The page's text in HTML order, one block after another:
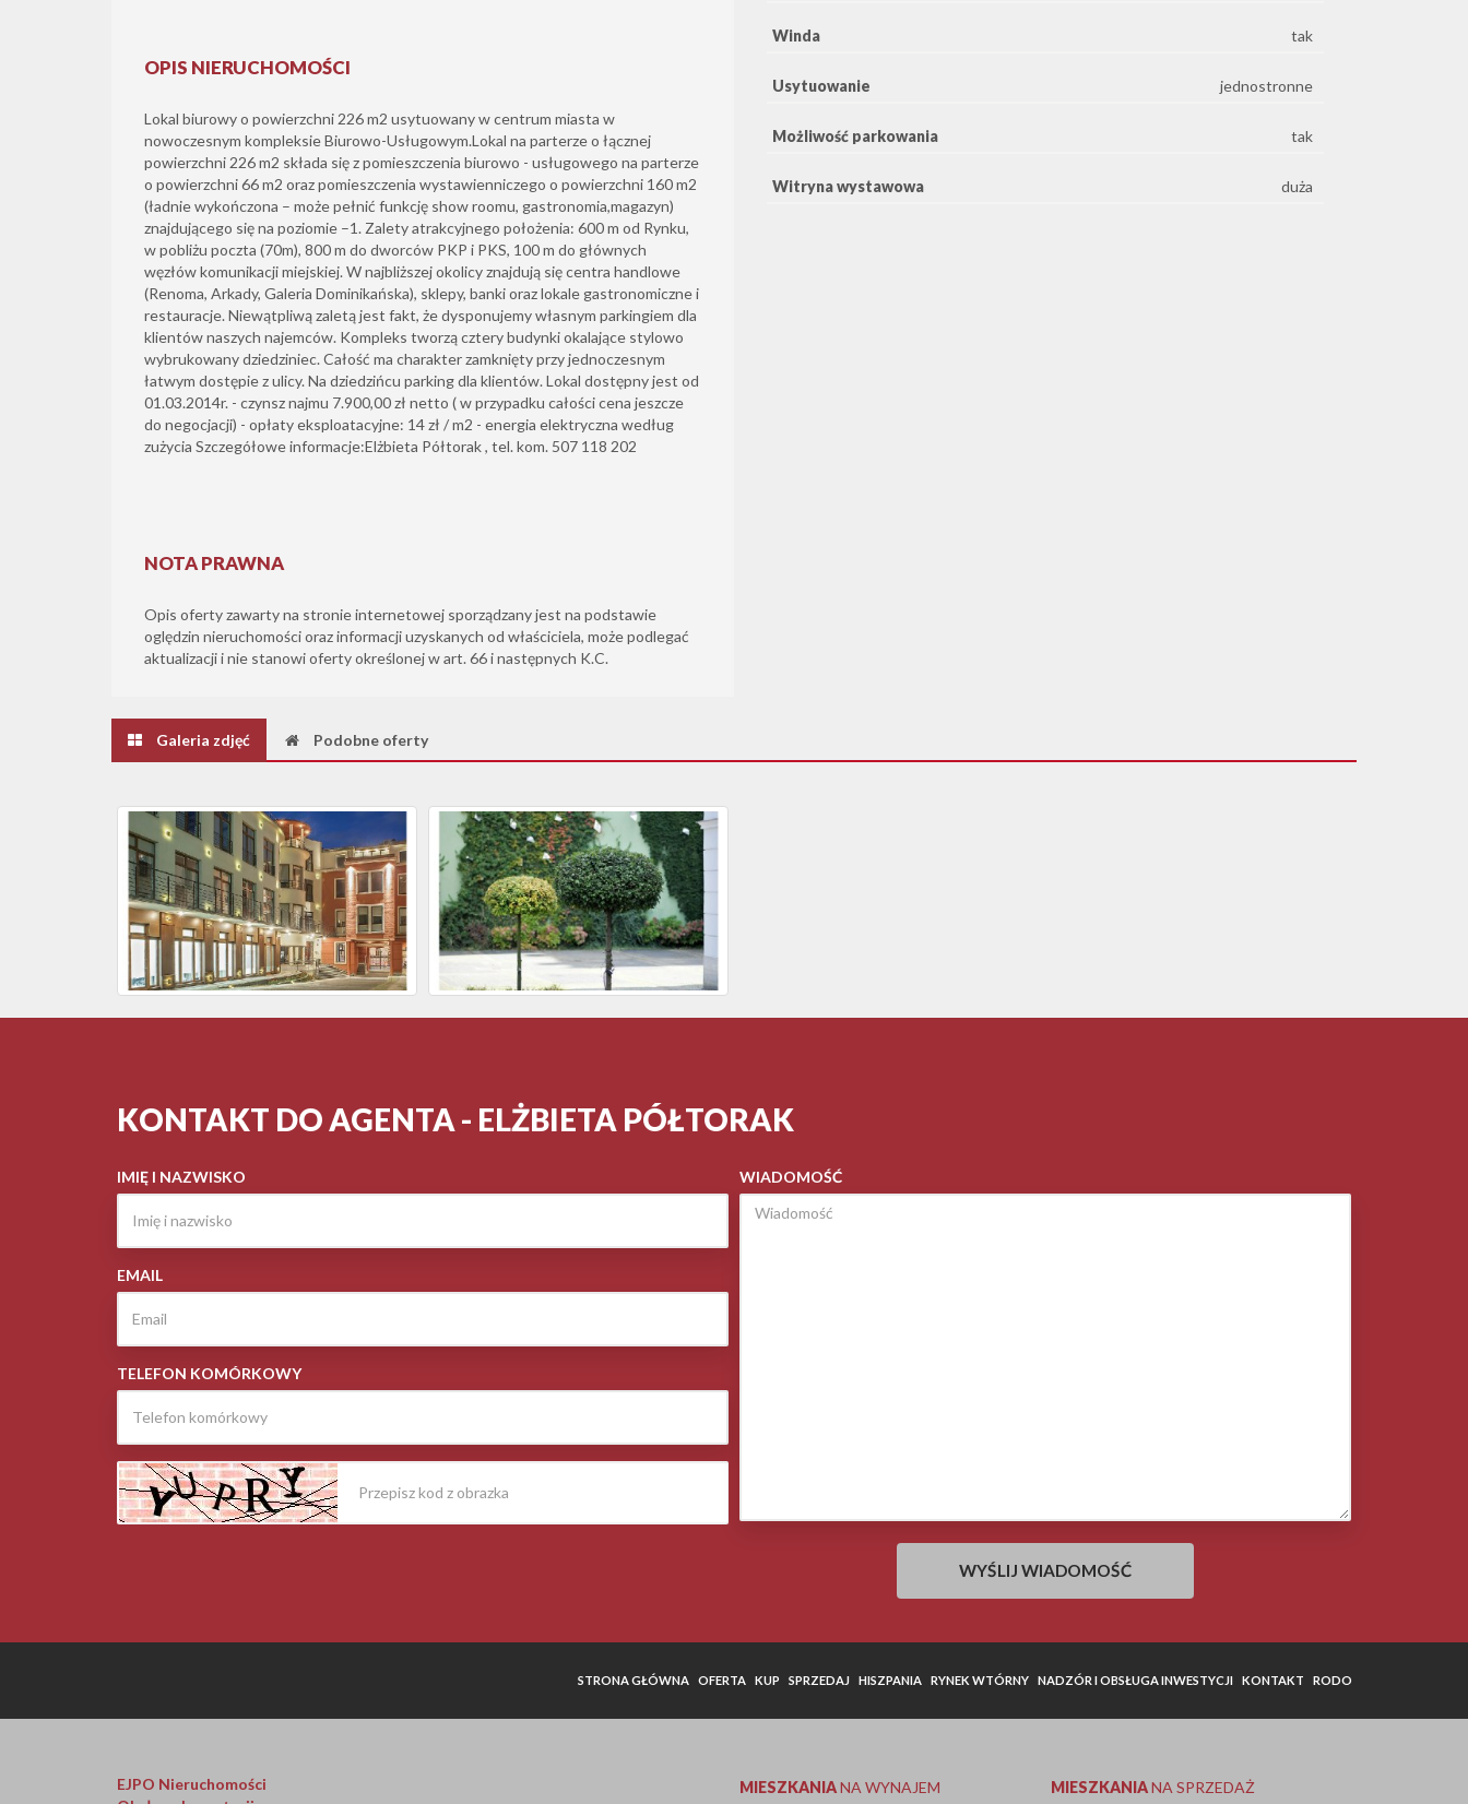
OPIS NIERUCHOMOŚCI
Lokal biurowy o powierzchni 226 m2 usytuowany w centrum miasta w
nowoczesnym kompleksie Biurowo-Usługowym.Lokal na parterze o łącznej
powierzchni 226 m2 składa się z pomieszczenia biurowo - usługowego na parterze
o powierzchni 66 m2 oraz pomieszczenia wystawienniczego o powierzchni 160 m2
(ładnie wykończona – może pełnić funkcję show roomu, gastronomia,magazyn)
znajdującego się na poziomie –1. Zalety atrakcyjnego położenia: 600 m od Rynku,
w pobliżu poczta (70m), 800 m do dworców PKP i PKS, 100 m do głównych
węzłów komunikacji miejskiej. W najbliższej okolicy znajdują się centra handlowe
(Renoma, Arkady, Galeria Dominikańska), sklepy, banki oraz lokale gastronomiczne i
restauracje. Niewątpliwą zaletą jest fakt, że dysponujemy własnym parkingiem dla
klientów naszych najemców. Kompleks tworzą cztery budynki okalające stylowo
wybrukowany dziedziniec. Całość ma charakter zamknięty przy jednoczesnym
łatwym dostępie z ulicy. Na dziedzińcu parking dla klientów. Lokal dostępny jest od
01.03.2014r. - czynsz najmu 7.900,00 zł netto ( w przypadku całości cena jeszcze
do negocjacji) - opłaty eksploatacyjne: 14 zł / m2 - energia elektryczna według
zużycia Szczegółowe informacje:Elżbieta Półtorak , tel. kom. 507 118 202
NOTA PRAWNA
Opis oferty zawarty na stronie internetowej sporządzany jest na podstawie
oględzin nieruchomości oraz informacji uzyskanych od właściciela, może podlegać
aktualizacji i nie stanowi oferty określonej w art. 66 i następnych K.C.
Winda tak
Usytuowanie jednostronne
Możliwość parkowania tak
Witryna wystawowa duża
Galeria zdjęć Podobne oferty
KONTAKT DO AGENTA - ELŻBIETA PÓŁTORAK
IMIĘ I NAZWISKO
EMAIL
TELEFON KOMÓRKOWY
WIADOMOŚĆ
STRONA GŁÓWNA OFERTA KUP SPRZEDAJ HISZPANIA RYNEK WTÓRNY NADZÓR I OBSŁUGA INWESTYCJI KONTAKT RODO
EJPO Nieruchomości
MIESZKANIANA WYNAJEM MIESZKANIANA SPRZEDAŻ